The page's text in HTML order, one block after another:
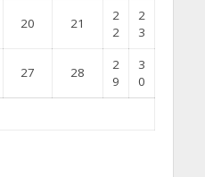
20 21
2
2
2
3
27 28
2
9
3
0